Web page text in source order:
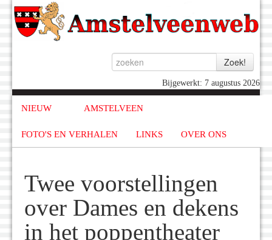
Bijgewerkt: 7 augustus 2026
NIEUW AMSTELVEEN
FOTO'S EN VERHALEN LINKS OVER ONS
Twee voorstellingen
over Dames en dekens
in het poppentheater